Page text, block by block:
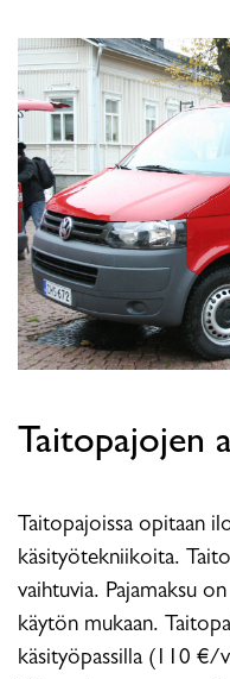
Taitopajojen
Taitopajoissa opitaan
käsityötekniikoita.
vaihtuvia. Pajamaksu
käytön mukaan.
käsityöpassilla (110 €/